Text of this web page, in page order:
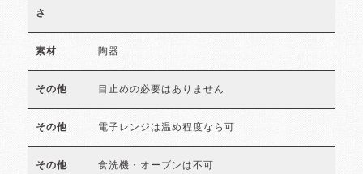
さ
素材 陶器
その他 目止めの必要はありません
その他 電子レンジは温め程度なら可
その他 食洗機・オーブンは不可